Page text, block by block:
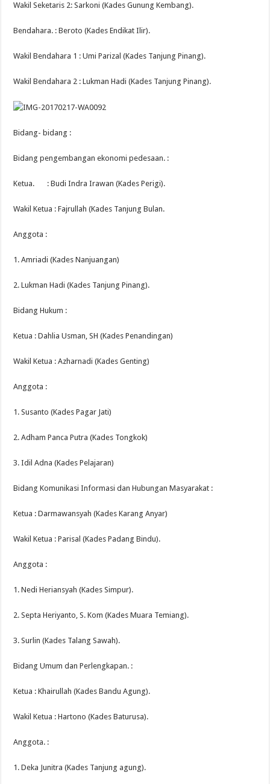
Wakil Seketaris 2: Sarkoni (Kades Gunung Kembang).
Bendahara. : Beroto (Kades Endikat Ilir).
Wakil Bendahara 1 : Umi Parizal (Kades Tanjung Pinang).
Wakil Bendahara 2 : Lukman Hadi (Kades Tanjung Pinang).
Bidang- bidang :
Bidang pengembangan ekonomi pedesaan. :
Ketua. : Budi Indra Irawan (Kades Perigi).
Wakil Ketua : Fajrullah (Kades Tanjung Bulan.
Anggota :
1. Amriadi (Kades Nanjuangan)
2. Lukman Hadi (Kades Tanjung Pinang).
Bidang Hukum :
Ketua : Dahlia Usman, SH (Kades Penandingan)
Wakil Ketua : Azharnadi (Kades Genting)
Anggota :
1. Susanto (Kades Pagar Jati)
2. Adham Panca Putra (Kades Tongkok)
3. Idil Adna (Kades Pelajaran)
Bidang Komunikasi Informasi dan Hubungan Masyarakat :
Ketua : Darmawansyah (Kades Karang Anyar)
Wakil Ketua : Parisal (Kades Padang Bindu).
Anggota :
1. Nedi Heriansyah (Kades Simpur).
2. Septa Heriyanto, S. Kom (Kades Muara Temiang).
3. Surlin (Kades Talang Sawah).
Bidang Umum dan Perlengkapan. :
Ketua : Khairullah (Kades Bandu Agung).
Wakil Ketua : Hartono (Kades Baturusa).
Anggota. :
1. Deka Junitra (Kades Tanjung agung).